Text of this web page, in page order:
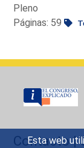
Esta web
Pleno
Páginas: 59
Contacto|